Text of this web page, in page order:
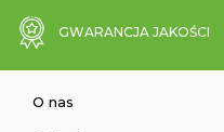
GWARANCJA JAKOŚCI
O nas